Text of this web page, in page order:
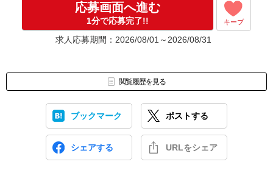
応募画面へ進む
1分で応募完了!! キープ
求人応募期間：2026/08/01～2026/08/31
閲覧履歴を見る
ブックマーク ポストする
シェアする URLをシェア